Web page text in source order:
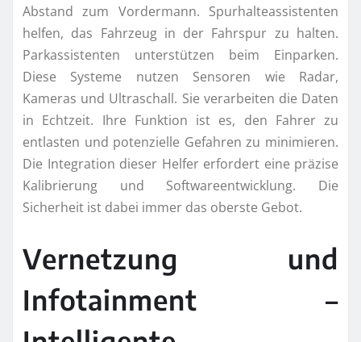
Abstand zum Vordermann. Spurhalteassistenten
helfen, das Fahrzeug in der Fahrspur zu halten.
Parkassistenten unterstützen beim Einparken.
Diese Systeme nutzen Sensoren wie Radar,
Kameras und Ultraschall. Sie verarbeiten die Daten
in Echtzeit. Ihre Funktion ist es, den Fahrer zu
entlasten und potenzielle Gefahren zu minimieren.
Die Integration dieser Helfer erfordert eine präzise
Kalibrierung und Softwareentwicklung. Die
Sicherheit ist dabei immer das oberste Gebot.
Vernetzung und
Infotainment –